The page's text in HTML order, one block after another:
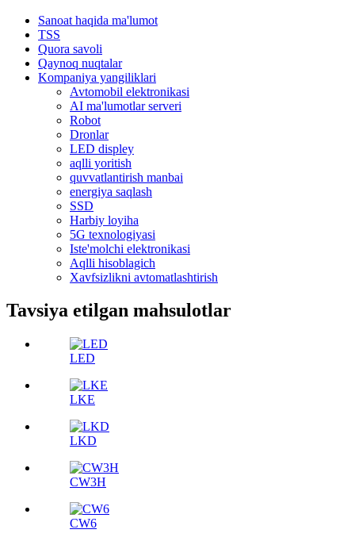
Sanoat haqida ma'lumot
TSS
Quora savoli
Qaynoq nuqtalar
Kompaniya yangiliklari
Avtomobil elektronikasi
AI ma'lumotlar serveri
Robot
Dronlar
LED displey
aqlli yoritish
quvvatlantirish manbai
energiya saqlash
SSD
Harbiy loyiha
5G texnologiyasi
Iste'molchi elektronikasi
Aqlli hisoblagich
Xavfsizlikni avtomatlashtirish
Tavsiya etilgan mahsulotlar
LED
LKE
LKD
CW3H
CW6